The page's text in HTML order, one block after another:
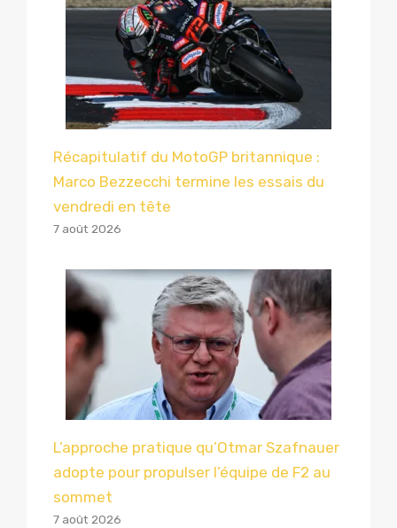
Récapitulatif du MotoGP britannique :
Marco Bezzecchi termine les essais du
vendredi en tête
7 août 2026
L’approche pratique qu’Otmar Szafnauer
adopte pour propulser l’équipe de F2 au
sommet
7 août 2026